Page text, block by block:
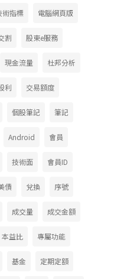
術指標 電腦網頁版
割 股東e服務
現金流量 杜邦分析
利 交易額度
個股筆記 筆記
Android 會員
技術面 會員ID
債 兌換 序號
成交量 成交金額
本益比 專屬功能
基金 定期定額